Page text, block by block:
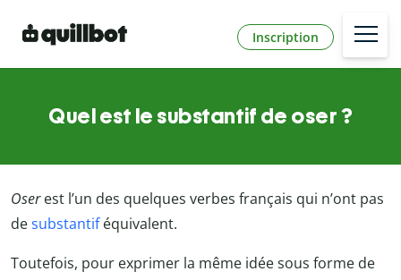
Inscription
Quel est le substantif de oser ?
Oserest l’un des quelques verbes français qui n’ont pas
desubstantiféquivalent.
Toutefois, pour exprimer la même idée sous forme de